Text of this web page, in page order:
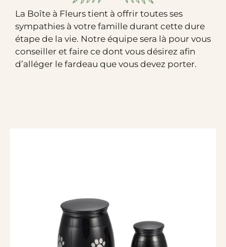
La Boîte à Fleurs tient à offrir toutes ses
sympathies à votre famille durant cette dure
étape de la vie. Notre équipe sera là pour vous
conseiller et faire ce dont vous désirez afin
d’alléger le fardeau que vous devez porter.